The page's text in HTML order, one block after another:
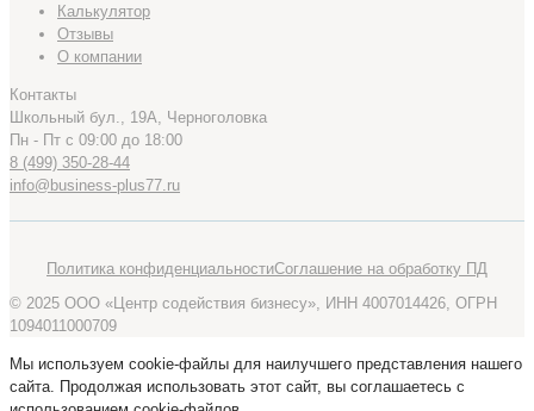
Калькулятор
Отзывы
О компании
Контакты
Школьный бул., 19А, Черноголовка
Пн - Пт с 09:00 до 18:00
8 (499) 350-28-44
info@business-plus77.ru
Политика конфиденциальностиСоглашение на обработку ПД
© 2025 ООО «Центр содействия бизнесу», ИНН 4007014426, ОГРН
1094011000709
Мы используем cookie-файлы для наилучшего представления нашего
сайта. Продолжая использовать этот сайт, вы соглашаетесь с